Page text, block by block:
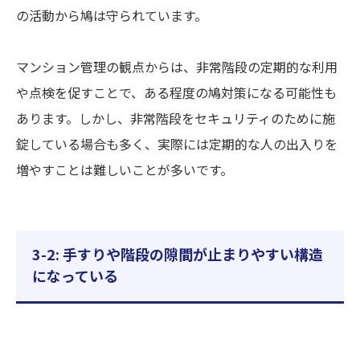
の活動から鳩は守られています。
マンション管理の観点からは、非常階段の定期的な利用
や点検を促すことで、ある程度の鳩対策になる可能性も
あります。しかし、非常階段をセキュリティのために施
錠している場合も多く、実際には定期的な人の出入りを
増やすことは難しいことが多いです。
3-2: 手すりや階段の隙間が止まりやすい構造
になっている